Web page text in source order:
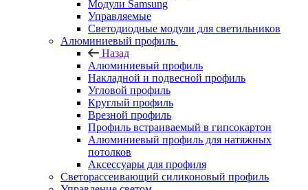
Модули Samsung
Управляемые
Светодиодные модули для светильников
Алюминиевый профиль
Назад
Алюминиевый профиль
Накладной и подвесной профиль
Угловой профиль
Круглый профиль
Врезной профиль
Профиль встраиваемый в гипсокартон
Алюминиевый профиль для натяжных
потолков
Аксессуары для профиля
Светорассеивающий силиконовый профиль